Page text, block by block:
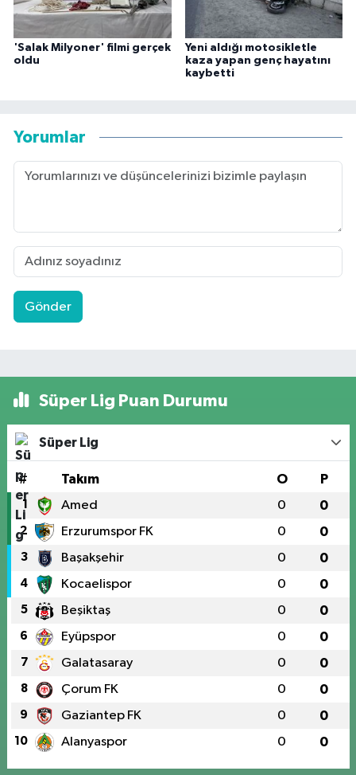
'Salak Milyoner' filmi gerçek
oldu
Yeni aldığı motosikletle
kaza yapan genç hayatını
kaybetti
Yorumlar
Gönder
Süper Lig Puan Durumu
Süper Lig
# Takım O P
1 Amed 0 0
2 Erzurumspor FK 0 0
3 Başakşehir 0 0
4 Kocaelispor 0 0
5 Beşiktaş 0 0
6 Eyüpspor 0 0
7 Galatasaray 0 0
8 Çorum FK 0 0
9 Gaziantep FK 0 0
10 Alanyaspor 0 0